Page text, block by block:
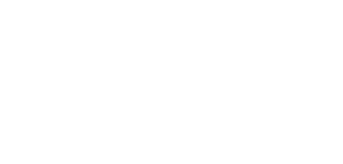
HK HIFI DAB